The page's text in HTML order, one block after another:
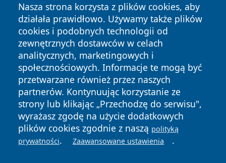
Nasza strona korzysta z plików cookies, aby
działała prawidłowo. Używamy także plików
cookies i podobnych technologii od
zewnętrznych dostawców w celach
analitycznych, marketingowych i
społecznościowych. Informacje te mogą być
przetwarzane również przez naszych
partnerów. Kontynuując korzystanie ze
strony lub klikając „Przechodzę do serwisu",
wyrażasz zgodę na użycie dodatkowych
plików cookies zgodnie z naszą polityką
prywatności. Zaawansowane ustawienia .
Copyright © 2026 wostrowcu.pl Wszystkie prawa zastrzeżone.
News Autorzy
Polityka
Prywatności
Polityka
Cookies